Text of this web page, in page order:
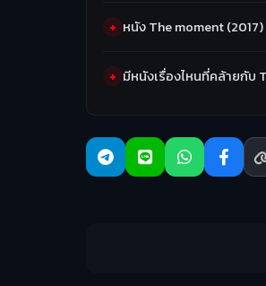
หนัง The moment
มีหนังเรื่องไหนที่คล้ายกับ